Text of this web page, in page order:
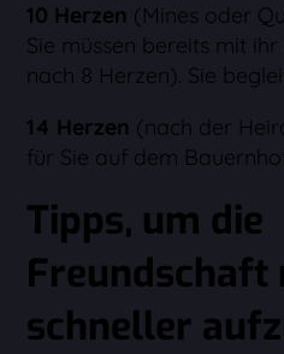
10 Herzen (Mines oder
Sie müssen bereits mit
nach 8 Herzen). Sie
14 Herzen (nach der
für Sie auf dem
Tipps, um die
Freundschaft
schneller